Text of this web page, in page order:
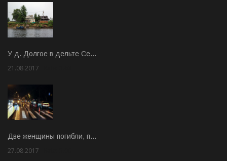
У д. Долгое в дельте Се…
21.08.2017
Две женщины погибли, п…
27.08.2017